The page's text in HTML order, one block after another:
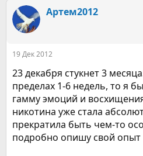
о
р
м
ы
а
а
Артем2012
19 Дек 2012
23 декабря стукнет 3
пределах 1-6 недель, то я
гамму эмоций и
никотина уже стала
прекратила быть чем-то
подробно опишу свой